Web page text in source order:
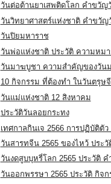
วันต่อต้านยาเสพติดโลก คำขวัญ
วันวิทยาศาสตร์แห่งชาติ คำขวัญ
วันปิยมหาราช
วันพ่อแห่งชาติ ประวัติ ความหมา
วันมาฆบูชา ความสำคัญของวัน
10 กิจกรรม ที่ต้องทำ ในวันตรุษ
วันแม่แห่งชาติ 12 สิงหาคม
ประวัติวันลอยกระทง
เทศกาลกินเจ 2566 การปฏิบัติตัว
วันสารทจีน 2565 ของไหว้ ประ
วันงดสูบบุหรี่โลก 2565 ประวัติ ค
วันออกพรรษา 2565 ประวัติ กิจก